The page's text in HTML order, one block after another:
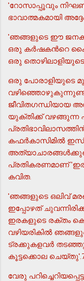
'റോസാപ്പൂവും
ഭാവാത്മകമായി
'ഞങ്ങളുടെ ഈ
ഒരു കര്‍ഷകന്‍റെ
ഒരു തൊഴിലാളിയുടെ
ഒരു പോരാളിയുടെ
ജീവിതഗന്ധിയായ
യുക്തിക്ക് വഴങ്ങുന്ന
കഫര്‍കാസിമില്‍
പ്രതികരണമാണ് 'ഇര
കവിത.
'ഞങ്ങളുടെ ഒലിവ്
ഇപ്പോഴത്
ഇരകളുടെ രക്തം
വഴിയരികില്‍
ട്രക്കുകളവര്‍
കൂട്ടക്കൊല
വേരു